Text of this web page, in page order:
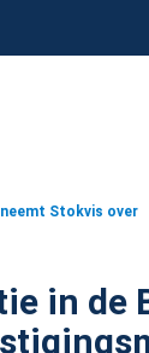
neemt Stokvis over
in de